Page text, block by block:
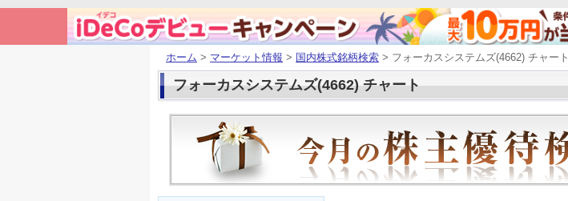
ホーム > マーケット情報 > 国内株式銘柄検索 > フォーカスシステムズ(4662) チャート
フォーカスシステムズ(4662) チャート